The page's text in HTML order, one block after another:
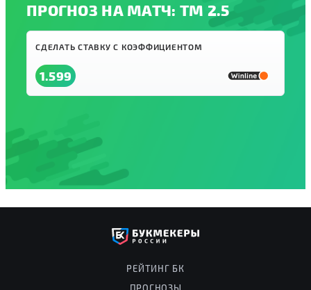
ПРОГНОЗ НА МАТЧ: ТМ 2.5
СДЕЛАТЬ СТАВКУ С КОЭФФИЦИЕНТОМ
1.599
РЕЙТИНГ БК